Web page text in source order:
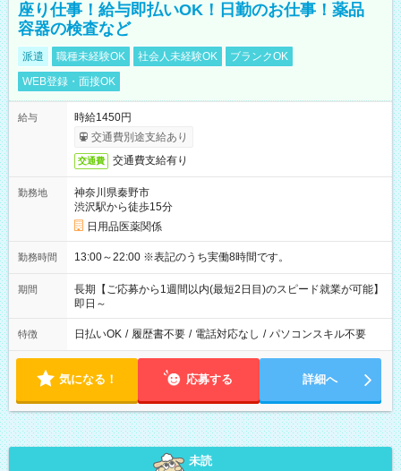
座り仕事！給与即払いOK！日勤のお仕事！薬品
容器の検査など
派遣 職種未経験OK 社会人未経験OK
ブランクOK
WEB登録・面接OK
給与
時給1450円
交通費別途支給あり
交通費 交通費支給有り
勤務地
神奈川県秦野市
渋沢駅から徒歩15分
日用品医薬関係
勤務時間 13:00～22:00 ※表記のうち実働8時間です。
期間
長期【ご応募から1週間以内(最短2日目)のスピード就業が可能】
即日～
特徴 日払いOK / 履歴書不要 / 電話対応なし / パソコンスキル不要
気になる！ 応募する 詳細へ
未読